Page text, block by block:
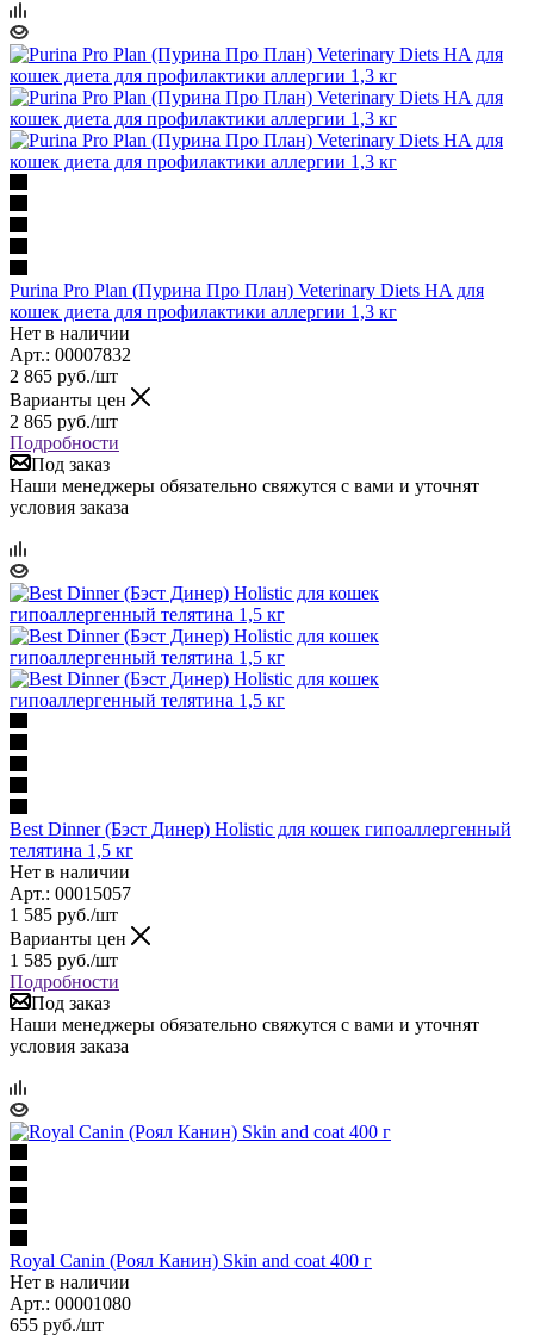
Purina Pro Plan (Пурина Про План) Veterinary Diets HA для
кошек диета для профилактики аллергии 1,3 кг
Нет в наличии
Арт.: 00007832
2 865 руб./шт
Варианты цен
2 865 руб./шт
Подробности
Под заказ
Наши менеджеры обязательно свяжутся с вами и уточнят
условия заказа
Best Dinner (Бэст Динер) Holistic для кошек гипоаллергенный
телятина 1,5 кг
Нет в наличии
Арт.: 00015057
1 585 руб./шт
Варианты цен
1 585 руб./шт
Подробности
Под заказ
Наши менеджеры обязательно свяжутся с вами и уточнят
условия заказа
Royal Canin (Роял Канин) Skin and coat 400 г
Нет в наличии
Арт.: 00001080
655 руб./шт